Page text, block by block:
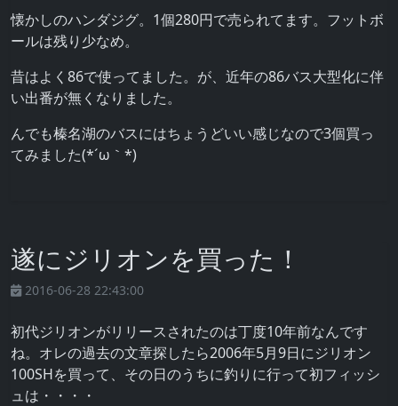
懐かしのハンダジグ。1個280円で売られてます。フットボ
ールは残り少なめ。
昔はよく86で使ってました。が、近年の86バス大型化に伴
い出番が無くなりました。
んでも榛名湖のバスにはちょうどいい感じなので3個買っ
てみました(*´ω｀*)
遂にジリオンを買った！
2016-06-28 22:43:00
初代ジリオンがリリースされたのは丁度10年前なんです
ね。オレの過去の文章探したら2006年5月9日にジリオン
100SHを買って、その日のうちに釣りに行って初フィッシ
ュは・・・・